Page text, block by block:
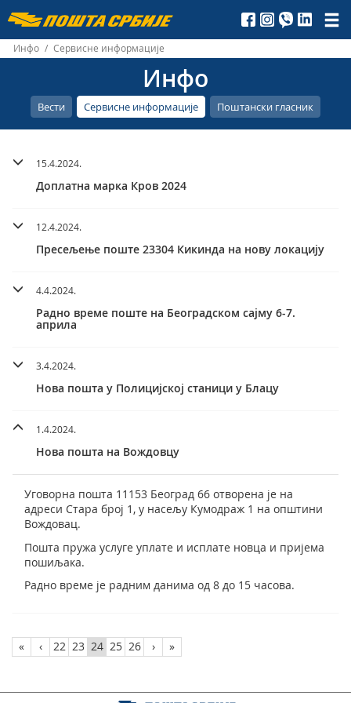
Пошта
Србије
д.о.о.
Инфо / Сервисне информације
Инфо
Вести Сервисне информације Поштански гласник
15.4.2024.
Доплатна марка Кров 2024
12.4.2024.
Пресељење поште 23304 Кикинда на нову локацију
4.4.2024.
Радно време поште на Београдском сајму 6-7.
априла
3.4.2024.
Нова пошта у Полицијској станици у Блацу
1.4.2024.
Нова пошта на Вождовцу
Уговорна пошта 11153 Београд 66 отворена је на
адреси Стара број 1, у насељу Кумодраж 1 на општини
Вождовац.
Пошта пружа услуге уплате и исплате новца и пријема
пошиљака.
Радно време је радним данима од 8 до 15 часова.
« ‹ 22 23 24 25 26 › »